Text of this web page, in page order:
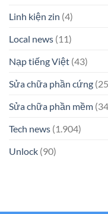
Linh kiện zin (4)
Local news (11)
Nạp tiếng Việt (43)
Sửa chữa phần cứng
Sửa chữa phần mềm
Tech news (1.904)
Unlock (90)